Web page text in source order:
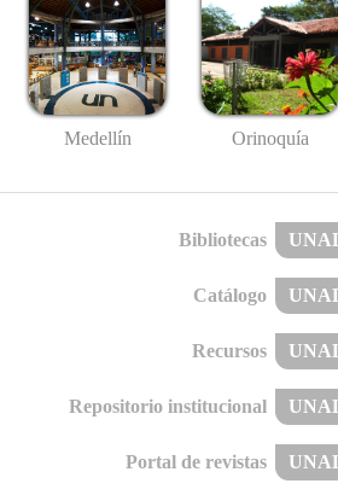
Medellín Orinoquía
Bibliotecas
Catálogo
Recursos
Repositorio institucional
Portal de revistas